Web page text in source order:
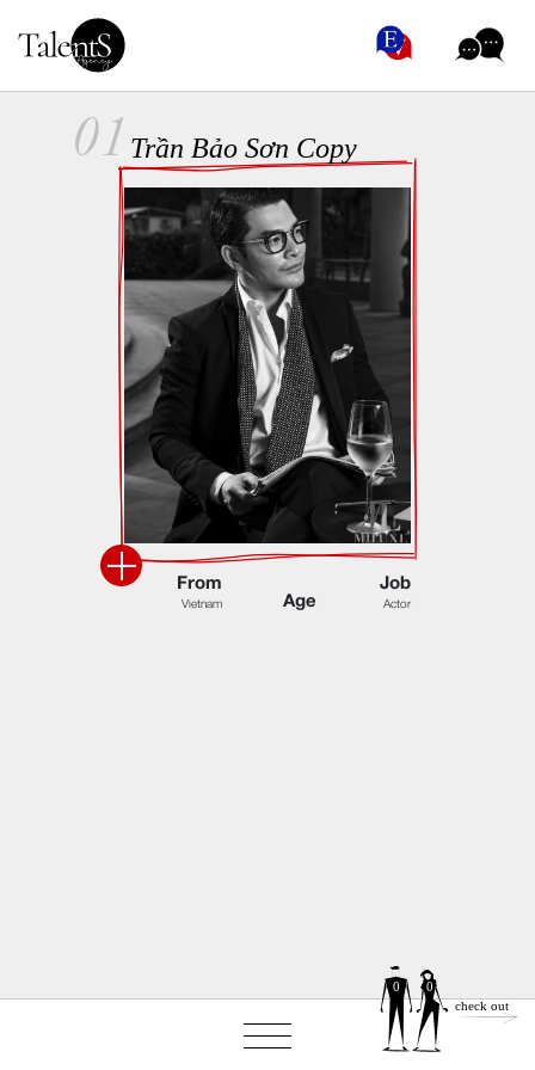
01 Trần Bảo Sơn Copy
From
Vietnam Age
Job
Actor
0
0
check out